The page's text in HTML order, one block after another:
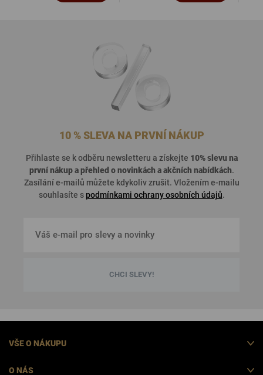
10 % SLEVA NA PRVNÍ NÁKUP
Přihlaste se k odběru newsletteru a získejte 10% slevu na
první nákup a přehled o novinkách a akčních nabídkách.
Zasílání e-mailů můžete kdykoliv zrušit. Vložením e-mailu
souhlasíte s podmínkami ochrany osobních údajů.
CHCI SLEVY!
VŠE O NÁKUPU
O NÁS